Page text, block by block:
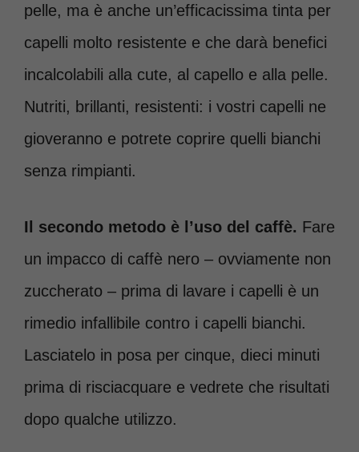
pelle, ma è anche un’efficacissima tinta per
capelli molto resistente e che darà benefici
incalcolabili alla cute, al capello e alla pelle.
Nutriti, brillanti, resistenti: i vostri capelli ne
gioveranno e potrete coprire quelli bianchi
senza rimpianti.
Il secondo metodo è l’uso del caffè. Fare
un impacco di caffè nero – ovviamente non
zuccherato – prima di lavare i capelli è un
rimedio infallibile contro i capelli bianchi.
Lasciatelo in posa per cinque, dieci minuti
prima di risciacquare e vedrete che risultati
dopo qualche utilizzo.